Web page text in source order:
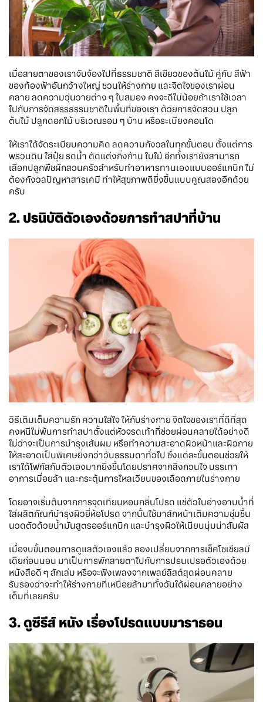
เมื่อสายตาของเราจับจ้องไปที่ธรรมชาติ สีเขียวของต้นไม้ คู่กับ สีฟ้า
ของท้องฟ้าอันกว้างใหญ่ ชวนให้ร่างกาย และจิตใจของเราผ่อน
คลาย ลดความวุ่นวายต่าง ๆ ในสมอง คงจะดีไม่น้อยถ้าเราใช้เวลา
ไปกับการจัดสรรธรรมชาติในพื้นที่ของเรา ด้วยการจัดสวน ปลูก
ต้นไม้ ปลูกดอกไม้ บริเวณรอบ ๆ บ้าน หรือระเบียงคอนโด
ให้เราได้จัดระเบียบความคิด ลดความกังวลในทุกขั้นตอน ตั้งแต่การ
พรวนดิน ใส่ปุ๋ย รดน้ำ ตัดแต่งกิ่งก้าน ใบไม้ อีกทั้งเรายังสามารถ
เลือกปลูกพืชผักสวนครัวสำหรับทำอาหารทานเองแบบออร์แกนิก ไม่
ต้องกังวลปัญหาสารเคมี ทำให้สุขภาพดียิ่งขึ้นแบบคูณสองอีกด้วย
ครับ
2. ปรนิบัติตัวเองด้วยการทำสปาที่บ้าน
วิธีเติมเต็มความรัก ความใส่ใจ ให้กับร่างกาย จิตใจของเราที่ดีที่สุด
คงหนีไม่พ้นการทำสปาตั้งแต่หัวจรดเท้าที่ช่วยผ่อนคลายได้อย่างดี
ไม่ว่าจะเป็นการบำรุงเส้นผม หรือทำความสะอาดผิวหน้าและผิวกาย
ให้สะอาดเป็นพิเศษยิ่งกว่าวันธรรมดาทั่วไป ซึ่งแต่ละขั้นตอนช่วยให้
เราได้โฟกัสกับตัวเองมากยิ่งขึ้นโดยปราศจากสิ่งกวนใจ บรรเทา
อาการเมื่อยล้า และกระตุ้นการไหลเวียนของเลือดภายในร่างกาย
โดยอาจเริ่มต้นจากการจุดเทียนหอมกลิ่นโปรด แช่ตัวในอ่างอาบน้ำที่
ใส่ผลิตภัณฑ์บำรุงผิวยี่ห้อโปรด จากนั้นใช้มาส์กหน้าเติมความชุ่มชื้น
นวดตัวด้วยน้ำมันสูตรออร์แกนิก และบำรุงผิวให้เนียนนุ่มน่าสัมผัส
เมื่อจบขั้นตอนการดูแลตัวเองแล้ว ลองเปลี่ยนจากการเช็คโซเชียลมี
เดียก่อนนอน มาเป็นการพักสายตาไปกับการปรนเปรอตัวเองด้วย
หนังสือดี ๆ สักเล่ม หรือจะฟังเพลงจากเพลย์ลิสต์สุดผ่อนคลาย
รับรองว่าจะทำให้ร่างกายที่เหนื่อยล้ามาทั้งวันได้ผ่อนคลายอย่าง
เต็มที่เลยครับ
3. ดูซีรีส์ หนัง เรื่องโปรดแบบมาราธอน